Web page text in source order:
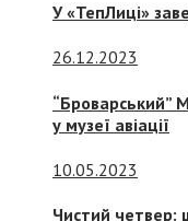
У «ТепЛиці»
26.12.2023
“Броварський”
у музеї авіації
10.05.2023
Чистий четвер: